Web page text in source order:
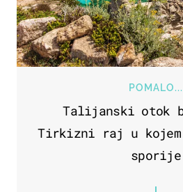
POMALO...
Talijanski otok
Tirkizni raj u
sporije